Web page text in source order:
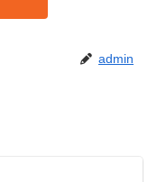
admin